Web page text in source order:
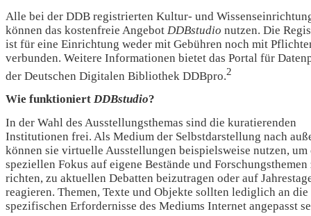
Alle bei der DDB registrierten Kultur- und
können das kostenfreie Angebot DDBstudio nutzen. Die
ist für eine Einrichtung weder mit Gebühren noch mit
verbunden. Weitere Informationen bietet das Portal für
der Deutschen Digitalen Bibliothek DDBpro.2
Wie funktioniert DDBstudio?
In der Wahl des Ausstellungsthemas sind die kuratierenden
Institutionen frei. Als Medium der Selbstdarstellung nach
können sie virtuelle Ausstellungen beispielsweise nutzen, um
speziellen Fokus auf eigene Bestände und Forschungsthemen
richten, zu aktuellen Debatten beizutragen oder auf
reagieren. Themen, Texte und Objekte sollten lediglich an die
spezifischen Erfordernisse des Mediums Internet angepasst